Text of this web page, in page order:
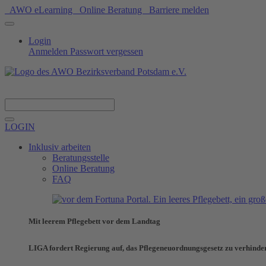
AWO eLearning Online Beratung Barriere melden
Login
Anmelden Passwort vergessen
LOGIN
Inklusiv arbeiten
Beratungsstelle
Online Beratung
FAQ
Mit leerem Pflegebett vor dem Landtag
LIGA fordert Regierung auf, das Pflegeneuordnungsgesetz zu